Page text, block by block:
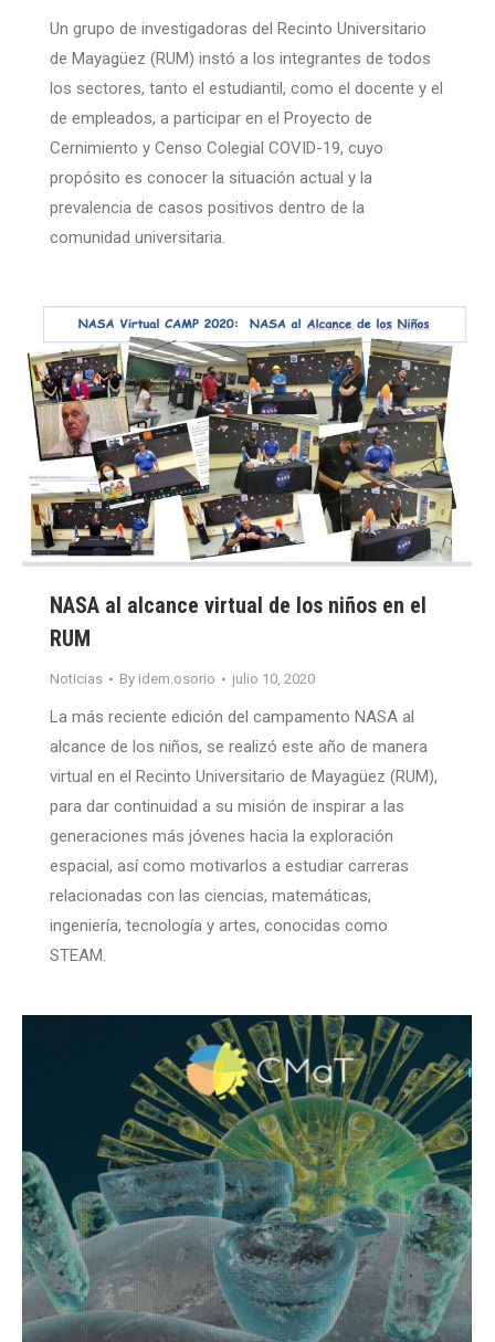
Un grupo de investigadoras del Recinto Universitario
de Mayagüez (RUM) instó a los integrantes de todos
los sectores, tanto el estudiantil, como el docente y el
de empleados, a participar en el Proyecto de
Cernimiento y Censo Colegial COVID-19, cuyo
propósito es conocer la situación actual y la
prevalencia de casos positivos dentro de la
comunidad universitaria.
NASA al alcance virtual de los niños en el
RUM
Noticias By idem.osorio julio 10, 2020
La más reciente edición del campamento NASA al
alcance de los niños, se realizó este año de manera
virtual en el Recinto Universitario de Mayagüez (RUM),
para dar continuidad a su misión de inspirar a las
generaciones más jóvenes hacia la exploración
espacial, así como motivarlos a estudiar carreras
relacionadas con las ciencias, matemáticas,
ingeniería, tecnología y artes, conocidas como
STEAM.